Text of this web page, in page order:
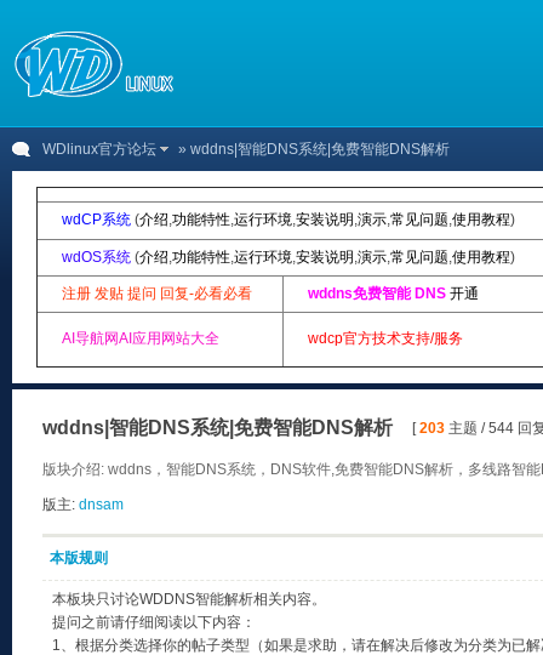
WDlinux官方论坛 » wddns|智能DNS系统|免费智能DNS解析
wdCP系统 (介绍,功能特性,运行环境,安装说明 ,演示,常见问题,使用教程)
wdOS系统 (介绍,功能特性,运行环境,安装说明 ,演示,常见问题,使用教程)
注册 发贴 提问 回复-必看必看 wddns免费智能 DNS 开通
AI导航网AI应用网站大全 wdcp官方技术支持/服务
wddns|智能DNS系统|免费智能DNS解析 [203 主题 / 544 回
版块介绍: wddns，智能DNS系统，DNS软件,免费智能DNS解析，多线路智
版主: dnsam
本版规则
本板块只讨论WDDNS智能解析相关内容。
提问之前请仔细阅读以下内容：
1、根据分类选择你的帖子类型（如果是求助，请在解决后修改为分类为已